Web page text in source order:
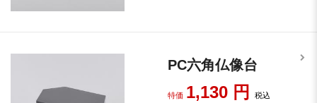
PC六角仏像台
特価 1,130 円 税込